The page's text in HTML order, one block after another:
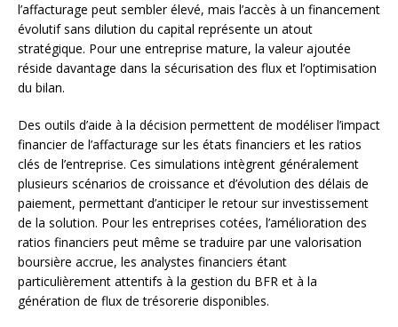
l’affacturage peut sembler élevé, mais l’accès à un financement
évolutif sans dilution du capital représente un atout
stratégique. Pour une entreprise mature, la valeur ajoutée
réside davantage dans la sécurisation des flux et l’optimisation
du bilan.
Des outils d’aide à la décision permettent de modéliser l’impact
financier de l’affacturage sur les états financiers et les ratios
clés de l’entreprise. Ces simulations intègrent généralement
plusieurs scénarios de croissance et d’évolution des délais de
paiement, permettant d’anticiper le retour sur investissement
de la solution. Pour les entreprises cotées, l’amélioration des
ratios financiers peut même se traduire par une valorisation
boursière accrue, les analystes financiers étant
particulièrement attentifs à la gestion du BFR et à la
génération de flux de trésorerie disponibles.